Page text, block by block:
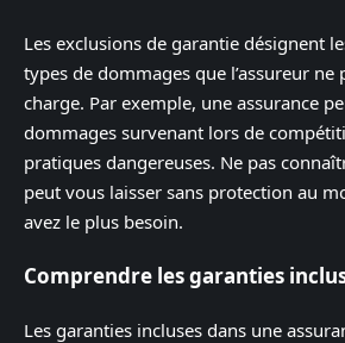
Les exclusions de garantie désignent
types de dommages que l’assureur ne
charge. Par exemple, une assurance
dommages survenant lors de
pratiques dangereuses. Ne pas
peut vous laisser sans protection au
avez le plus besoin.
Comprendre les garanties
Les garanties incluses dans une